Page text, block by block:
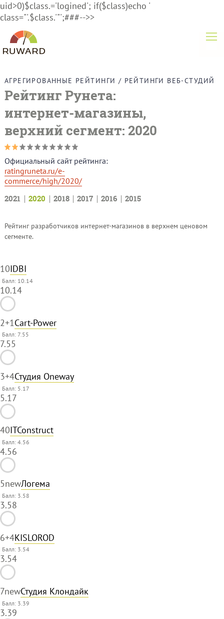
uid>0)$class.='logined'; if($class)echo '
class="'.$class.'"';###-->>
АГРЕГИРОВАННЫЕ РЕЙТИНГИ / РЕЙТИНГИ ВЕБ-СТУДИЙ
Рейтинг Рунета:
интернет-магазины,
верхний сегмент: 2020
Официальный сайт рейтинга:
ratingruneta.ru/e-
commerce/high/2020/
2021
2020 2018 2017 2016 2015
Рейтинг разработчиков интернет-магазинов в верхнем ценовом
сегменте.
10IDBI
Балл: 10.14
10.14
2+1Cart-Power
Балл: 7.55
7.55
3+4Студия Oneway
Балл: 5.17
5.17
40ITConstruct
Балл: 4.56
4.56
5newЛогема
Балл: 3.58
3.58
6+4KISLOROD
Балл: 3.54
3.54
7newСтудия Клондайк
Балл: 3.39
3.39